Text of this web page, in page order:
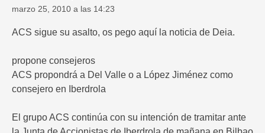
marzo 25, 2010 a las 14:23
ACS sigue su asalto, os pego aquí la noticia de Deia.
propone consejeros
ACS propondrá a Del Valle o a López Jiménez como
consejero en Iberdrola
El grupo ACS continúa con su intención de tramitar ante